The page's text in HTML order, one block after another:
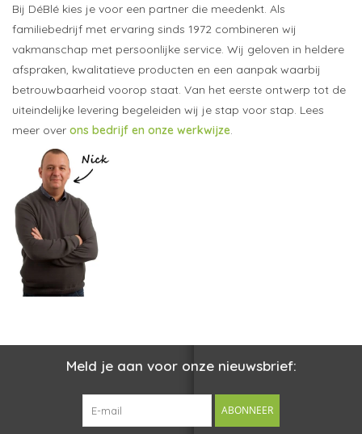
Bij DéBlé kies je voor een partner die meedenkt. Als
familiebedrijf met ervaring sinds 1972 combineren wij
vakmanschap met persoonlijke service. Wij geloven in heldere
afspraken, kwalitatieve producten en een aanpak waarbij
betrouwbaarheid voorop staat. Van het eerste ontwerp tot de
uiteindelijke levering begeleiden wij je stap voor stap. Lees
meer over ons bedrijf en onze werkwijze.
Meld je aan voor onze nieuwsbrief:
ABONNEER